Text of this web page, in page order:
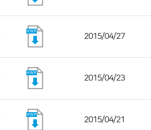
2015/04/27
2015/04/23
2015/04/21